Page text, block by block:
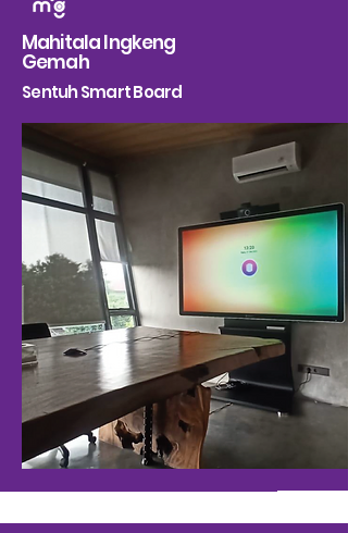
Mahitala Ingkeng
Gemah
Sentuh Smart Board